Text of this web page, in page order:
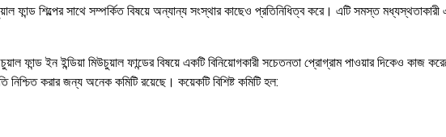
ফান্ড শিল্পের সাথে সম্পর্কিত বিষয়ে অন্যান্য সংস্থার কাছেও প্রতিনিধিত্ব করে। এটি সমস্ত
ফান্ড ইন ইন্ডিয়া মিউচুয়াল ফান্ডের বিষয়ে একটি বিনিয়োগকারী সচেতনতা প্রোগ্রাম পাওয়ার দিকেও কাজ
করার জন্য অনেক কমিটি রয়েছে। কয়েকটি বিশিষ্ট কমিটি হল: